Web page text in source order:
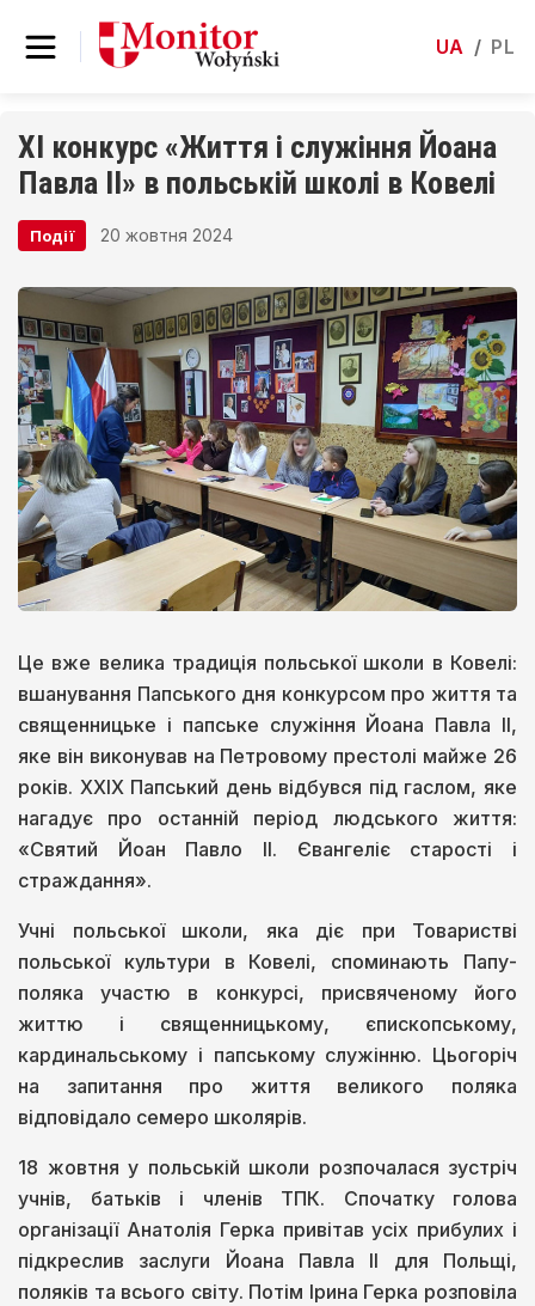
UA / PL
XI конкурс «Життя і служіння Йоана
Павла ІІ» в польській школі в Ковелі
Події 20 жовтня 2024
Це вже велика традиція польської школи в Ковелі:
вшанування Папського дня конкурсом про життя та
священницьке і папське служіння Йоана Павла ІІ,
яке він виконував на Петровому престолі майже 26
років. ХХІХ Папський день відбувся під гаслом, яке
нагадує про останній період людського життя:
«Святий Йоан Павло ІІ. Євангеліє старості і
страждання».
Учні польської школи, яка діє при Товаристві
польської культури в Ковелі, споминають Папу-
поляка участю в конкурсі, присвяченому його
життю і священницькому, єпископському,
кардинальському і папському служінню. Цьогоріч
на запитання про життя великого поляка
відповідало семеро школярів.
18 жовтня у польській школи розпочалася зустріч
учнів, батьків і членів ТПК. Спочатку голова
організації Анатолія Герка привітав усіх прибулих і
підкреслив заслуги Йоана Павла ІІ для Польщі,
поляків та всього світу. Потім Ірина Герка розповіла